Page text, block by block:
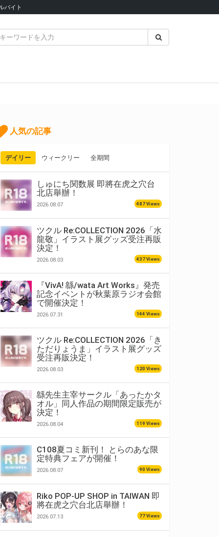
バイト
人気の記事
デイリー ウィークリー 全期間
しゅにち関数展 即將在虎之穴台
北店舉辦！
2026.08.07 487 Views
ツクル Re:COLLECTION 2026「水
龍敬」イラスト展グッズ受注再販
決定！
2026.08.03 437 Views
『VivA! 緜/wata Art Works』発売
記念イベントが秋葉原ラジオ会館
で開催決定！
2026.07.31 144 Views
ツクル Re:COLLECTION 2026「き
ただりょうま」イラスト展グッズ
受注再販決定！
2026.08.03 120 Views
緜先生主宰サークル「あったかタ
オル」同人作品の期間限定販売が
決定！
2026.08.04 119 Views
C108夏コミ新刊！ とらのあな限
定特典フェアが開催！
2026.08.07 90 Views
Riko POP-UP SHOP in TAIWAN 即
將在虎之穴台北店舉辦！
2026.07.13 77 Views